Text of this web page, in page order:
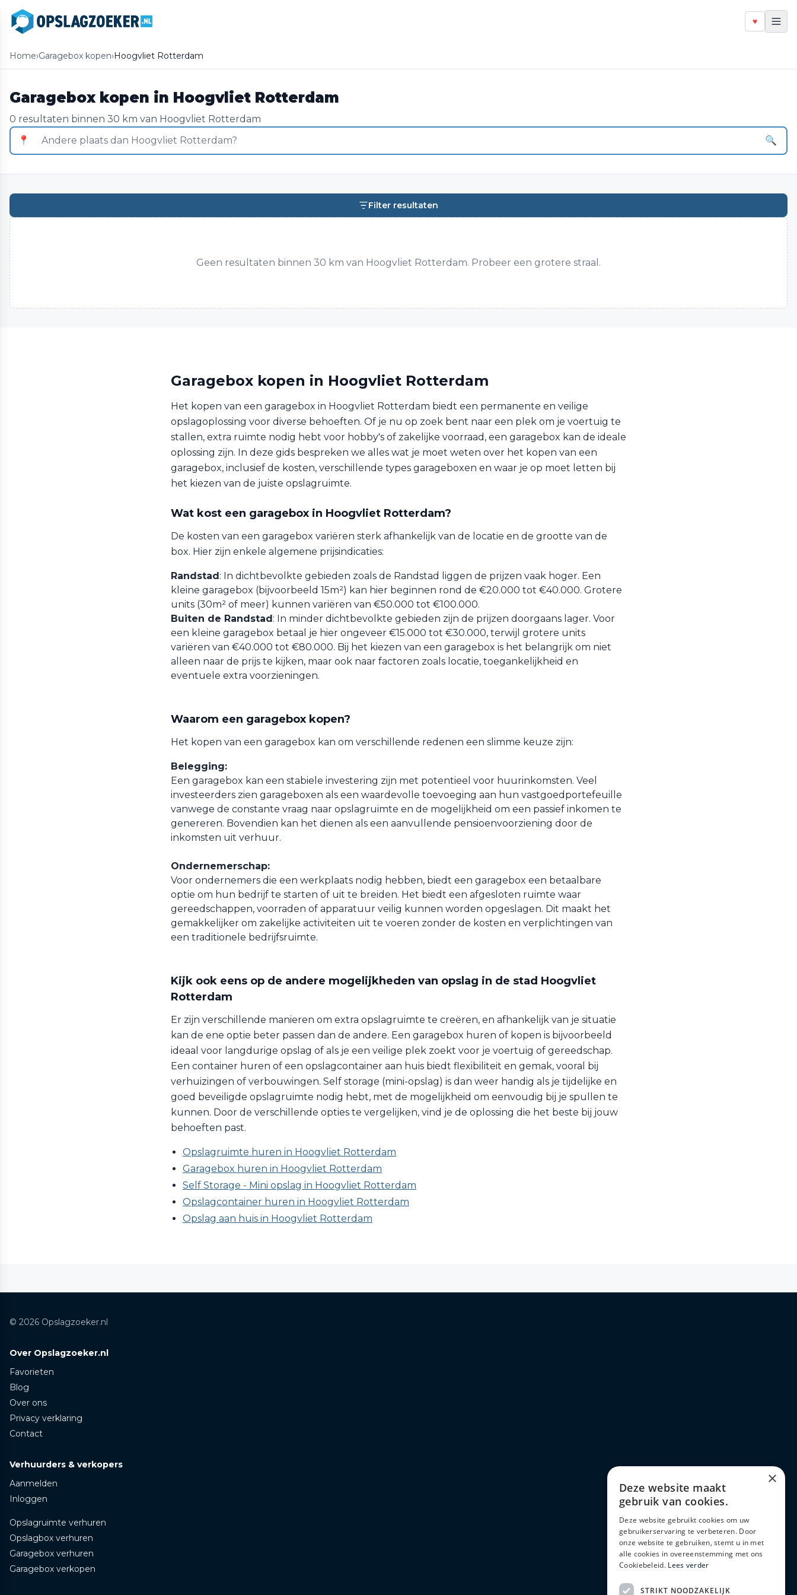
♥
Home›Garagebox kopen›Hoogvliet Rotterdam
Garagebox kopen in Hoogvliet Rotterdam
0 resultaten binnen 30 km van Hoogvliet Rotterdam
📍
🔍
Filter resultaten
Geen resultaten binnen 30 km van Hoogvliet Rotterdam. Probeer een grotere straal.
Garagebox kopen in Hoogvliet Rotterdam
Het kopen van een garagebox in Hoogvliet Rotterdam biedt een permanente en veilige
opslagoplossing voor diverse behoeften. Of je nu op zoek bent naar een plek om je voertuig te
stallen, extra ruimte nodig hebt voor hobby's of zakelijke voorraad, een garagebox kan de ideale
oplossing zijn. In deze gids bespreken we alles wat je moet weten over het kopen van een
garagebox, inclusief de kosten, verschillende types garageboxen en waar je op moet letten bij
het kiezen van de juiste opslagruimte.
Wat kost een garagebox in Hoogvliet Rotterdam?
De kosten van een garagebox variëren sterk afhankelijk van de locatie en de grootte van de
box. Hier zijn enkele algemene prijsindicaties:
Randstad: In dichtbevolkte gebieden zoals de Randstad liggen de prijzen vaak hoger. Een
kleine garagebox (bijvoorbeeld 15m²) kan hier beginnen rond de €20.000 tot €40.000. Grotere
units (30m² of meer) kunnen variëren van €50.000 tot €100.000.
Buiten de Randstad: In minder dichtbevolkte gebieden zijn de prijzen doorgaans lager. Voor
een kleine garagebox betaal je hier ongeveer €15.000 tot €30.000, terwijl grotere units
variëren van €40.000 tot €80.000. Bij het kiezen van een garagebox is het belangrijk om niet
alleen naar de prijs te kijken, maar ook naar factoren zoals locatie, toegankelijkheid en
eventuele extra voorzieningen.
Waarom een garagebox kopen?
Het kopen van een garagebox kan om verschillende redenen een slimme keuze zijn:
Belegging:
Een garagebox kan een stabiele investering zijn met potentieel voor huurinkomsten. Veel
investeerders zien garageboxen als een waardevolle toevoeging aan hun vastgoedportefeuille
vanwege de constante vraag naar opslagruimte en de mogelijkheid om een passief inkomen te
genereren. Bovendien kan het dienen als een aanvullende pensioenvoorziening door de
inkomsten uit verhuur.
Ondernemerschap:
Voor ondernemers die een werkplaats nodig hebben, biedt een garagebox een betaalbare
optie om hun bedrijf te starten of uit te breiden. Het biedt een afgesloten ruimte waar
gereedschappen, voorraden of apparatuur veilig kunnen worden opgeslagen. Dit maakt het
gemakkelijker om zakelijke activiteiten uit te voeren zonder de kosten en verplichtingen van
een traditionele bedrijfsruimte.
Kijk ook eens op de andere mogelijkheden van opslag in de stad Hoogvliet
Rotterdam
Er zijn verschillende manieren om extra opslagruimte te creëren, en afhankelijk van je situatie
kan de ene optie beter passen dan de andere. Een garagebox huren of kopen is bijvoorbeeld
ideaal voor langdurige opslag of als je een veilige plek zoekt voor je voertuig of gereedschap.
Een container huren of een opslagcontainer aan huis biedt flexibiliteit en gemak, vooral bij
verhuizingen of verbouwingen. Self storage (mini-opslag) is dan weer handig als je tijdelijke en
goed beveiligde opslagruimte nodig hebt, met de mogelijkheid om eenvoudig bij je spullen te
kunnen. Door de verschillende opties te vergelijken, vind je de oplossing die het beste bij jouw
behoeften past.
Opslagruimte huren in Hoogvliet Rotterdam
Garagebox huren in Hoogvliet Rotterdam
Self Storage - Mini opslag in Hoogvliet Rotterdam
Opslagcontainer huren in Hoogvliet Rotterdam
Opslag aan huis in Hoogvliet Rotterdam
© 2026 Opslagzoeker.nl
Over Opslagzoeker.nl
Favorieten
Blog
Over ons
Privacy verklaring
Contact
Verhuurders & verkopers
Aanmelden
Inloggen
Opslagruimte verhuren
Opslagbox verhuren
Garagebox verhuren
Garagebox verkopen
×
Deze website maakt
gebruik van cookies.
Deze website gebruikt cookies om uw
gebruikerservaring te verbeteren. Door
onze website te gebruiken, stemt u in met
alle cookies in overeenstemming met ons
Cookiebeleid. Lees verder
STRIKT NOODZAKELIJK